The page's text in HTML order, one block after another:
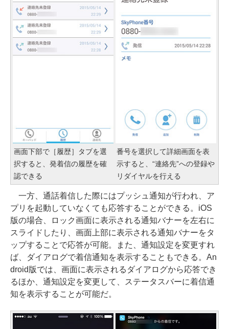
画面下部で［履歴］タブを選
択すると、発着信の履歴を確
認できる
番号を選択して詳細画面を表
示すると、“連絡先”への登録や
リダイヤルを行える
一方、通話着信した際にはプッシュ通知が行われ、ア
プリを起動していなくても応答することができる。iOS
版の場合、ロック画面に表示される通知バナーを左右に
スライドしたり、画面上部に表示される通知バナーをタ
ップすることで応答が可能。また、通知設定を変更すれ
ば、ダイアログで着信通知を表示することもできる。An
droid版では、画面に表示されるダイアログから応答でき
るほか、通知設定を変更して、ステータスバーに着信通
知を表示することが可能だ。